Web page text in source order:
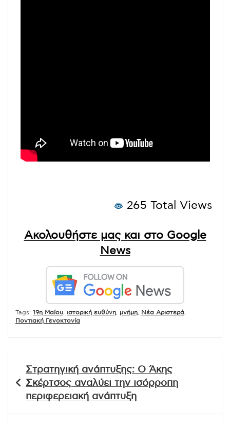
265 Total Views
Ακολουθήστε μας και στο Google
News
Tags: 19η Μαίου ιστορική ευθύνη μνήμη Νέα Αριστερά
Ποντιακή Γενοκτονία
άρθρων
Στρατηγική ανάπτυξης: Ο Άκης
Σκέρτσος αναλύει την ισόρροπη
περιφερειακή ανάπτυξη